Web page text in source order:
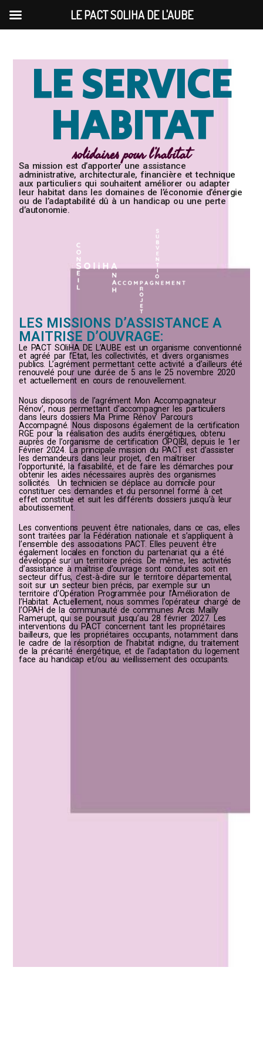
LE SERVICE
HABITAT
solidaires pour l’habitat
Sa mission est d’apporter une assistance
administrative, architecturale, financière et technique
aux particuliers qui souhaitent améliorer ou adapter
leur habitat dans les domaines de l’économie d’énergie
ou de l’adaptabilité dû à un handicap ou une perte
d’autonomie.
LES MISSIONS D’ASSISTANCE A
MAITRISE D’OUVRAGE:
Le PACT SOliHA DE L’AUBE est un organisme conventionné
et agréé par l’Etat, les collectivités, et divers organismes
publics. L’agrément permettant cette activité a d’ailleurs été
renouvelé pour une durée de 5 ans le 25 novembre 2020
et actuellement en cours de renouvellement.
Nous disposons de l’agrément Mon Accompagnateur
Rénov’, nous permettant d’accompagner les particuliers
dans leurs dossiers Ma Prime Rénov’ Parcours
Accompagné. Nous disposons également de la certification
RGE pour la réalisation des audits énergétiques, obtenu
auprès de l’organisme de certification OPQIBI, depuis le 1er
Février 2024. La principale mission du PACT est d’assister
les demandeurs dans leur projet, d’en maîtriser
l’opportunité, la faisabilité, et de faire les démarches pour
obtenir les aides nécessaires auprès des organismes
sollicités. Un technicien se déplace au domicile pour
constituer ces demandes et du personnel formé à cet
effet constitue et suit les différents dossiers jusqu’à leur
aboutissement.
Les conventions peuvent être nationales, dans ce cas, elles
sont traitées par la Fédération nationale et s’appliquent à
l’ensemble des associations PACT. Elles peuvent être
également locales en fonction du partenariat qui a été
développé sur un territoire précis. De même, les activités
d’assistance à maîtrise d’ouvrage sont conduites soit en
secteur diffus, c’est-à-dire sur le territoire départemental,
soit sur un secteur bien précis, par exemple sur un
territoire d’Opération Programmée pour l’Amélioration de
l’Habitat. Actuellement, nous sommes l’opérateur chargé de
l’OPAH de la communauté de communes Arcis Mailly
Ramerupt, qui se poursuit jusqu’au 28 février 2027. Les
interventions du PACT concernent tant les propriétaires
bailleurs, que les propriétaires occupants, notamment dans
le cadre de la résorption de l’habitat indigne, du traitement
de la précarité énergétique, et de l’adaptation du logement
face au handicap et/ou au vieillissement des occupants.
LE PACT SOLIHA DE L'AUBE